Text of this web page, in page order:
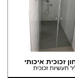
זכוכית איכותי
תעשיות זכוכית